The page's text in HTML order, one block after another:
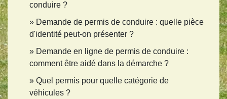
conduire ?
Demande de permis de conduire : quelle pièce
d'identité peut-on présenter ?
Demande en ligne de permis de conduire :
comment être aidé dans la démarche ?
Quel permis pour quelle catégorie de
véhicules ?